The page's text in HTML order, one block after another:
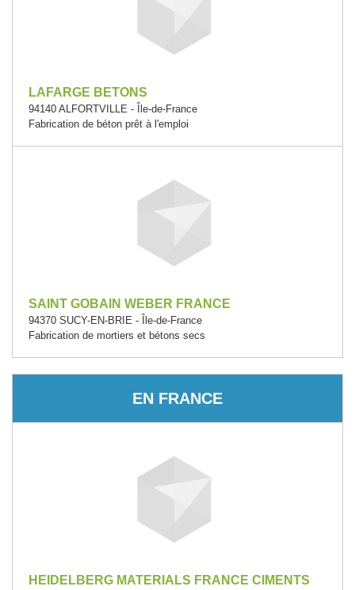
LAFARGE BETONS
94140 ALFORTVILLE - Île-de-France
Fabrication de béton prêt à l'emploi
SAINT GOBAIN WEBER FRANCE
94370 SUCY-EN-BRIE - Île-de-France
Fabrication de mortiers et bétons secs
EN FRANCE
HEIDELBERG MATERIALS FRANCE CIMENTS